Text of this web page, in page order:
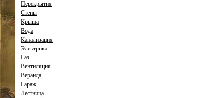
Перекрытия
Стены
Крыша
Вода
Канализация
Электрика
Газ
Вентиляция
Веранда
Гараж
Лестница